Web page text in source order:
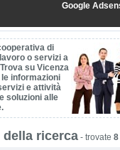
Google
di
o servizi a
su Vicenza
le informazioni
e attività
soluzioni alle
ricerca - trovate 8